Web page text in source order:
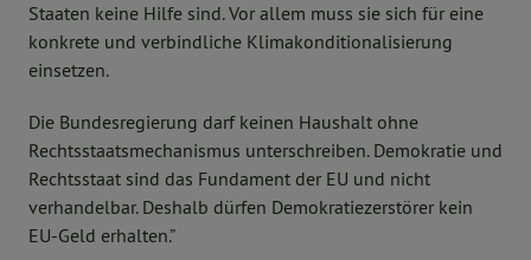
Staaten keine Hilfe sind. Vor allem muss sie sich für eine
konkrete und verbindliche Klimakonditionalisierung
einsetzen.
Die Bundesregierung darf keinen Haushalt ohne
Rechtsstaatsmechanismus unterschreiben. Demokratie und
Rechtsstaat sind das Fundament der EU und nicht
verhandelbar. Deshalb dürfen Demokratiezerstörer kein
EU-Geld erhalten.”